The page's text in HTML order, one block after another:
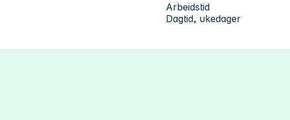
Arbeidstid
Dagtid, ukedager